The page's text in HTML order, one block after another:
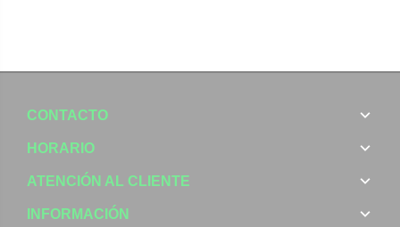
CONTACTO
HORARIO
ATENCIÓN AL CLIENTE
INFORMACIÓN